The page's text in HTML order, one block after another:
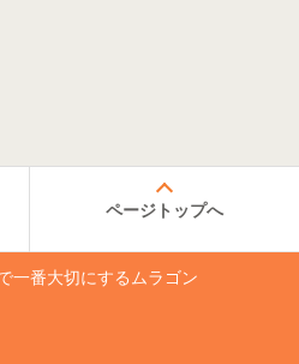
ページトップへ
一番大切にするムラゴン